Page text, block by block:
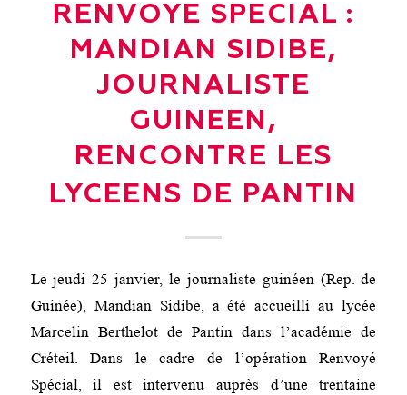
RENVOYE SPECIAL :
MANDIAN SIDIBE,
JOURNALISTE
GUINEEN,
RENCONTRE LES
LYCEENS DE PANTIN
Le jeudi 25 janvier, le journaliste guinéen (Rep. de
Guinée), Mandian Sidibe, a été accueilli au lycée
Marcelin Berthelot de Pantin dans l’académie de
Créteil. Dans le cadre de l’opération Renvoyé
Spécial, il est intervenu auprès d’une trentaine